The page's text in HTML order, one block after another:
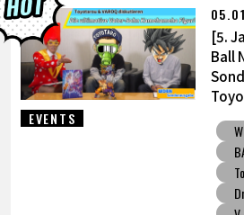
Toyotarou hat's versucht zu
DRAGON BALL: Sparking! ZERO
BANDAI
EVENTS
[5.
Ball